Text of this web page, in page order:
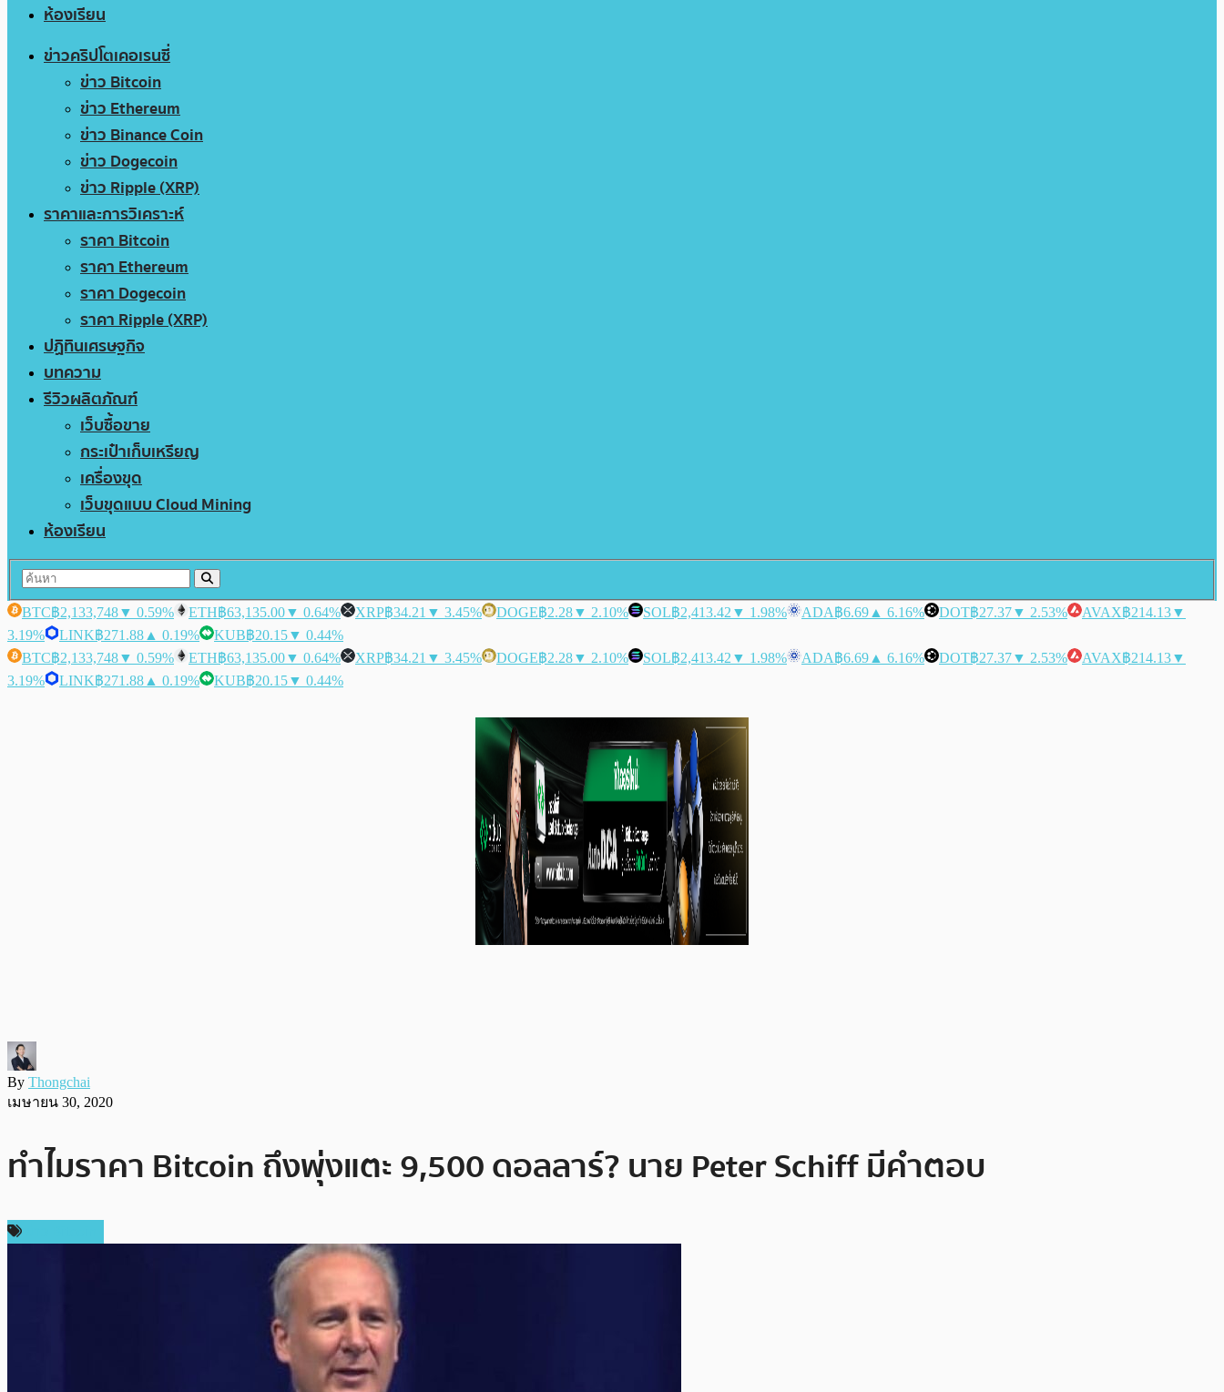
ห้องเรียน
ข่าวคริปโตเคอเรนซี่
ข่าว Bitcoin
ข่าว Ethereum
ข่าว Binance Coin
ข่าว Dogecoin
ข่าว Ripple (XRP)
ราคาและการวิเคราะห์
ราคา Bitcoin
ราคา Ethereum
ราคา Dogecoin
ราคา Ripple (XRP)
ปฏิทินเศรษฐกิจ
บทความ
รีวิวผลิตภัณฑ์
เว็บซื้อขาย
กระเป๋าเก็บเหรียญ
เครื่องขุด
เว็บขุดแบบ Cloud Mining
ห้องเรียน
BTC฿2,133,748▼ 0.59% ETH฿63,135.00▼ 0.64% XRP฿34.21 ▼ 3.45% DOGE฿2.28▼ 2.10% SOL฿2,413.42 ▼ 1.98% ADA฿6.69 ▲ 6.16% DOT฿27.37▼ 2.53% AVAX฿214.13▼
3.19%
LINK฿271.88 ▲ 0.19% KUB฿20.15▼ 0.44%
BTC฿2,133,748▼ 0.59% ETH฿63,135.00▼ 0.64% XRP฿34.21 ▼ 3.45% DOGE฿2.28▼ 2.10% SOL฿2,413.42 ▼ 1.98% ADA฿6.69 ▲ 6.16% DOT฿27.37▼ 2.53% AVAX฿214.13▼
3.19%
LINK฿271.88 ▲ 0.19% KUB฿20.15▼ 0.44%
By Thongchai
เมษายน 30, 2020
ทำไมราคา Bitcoin ถึงพุ่งแตะ 9,500 ดอลลาร์? นาย Peter Schiff มีคำตอบ